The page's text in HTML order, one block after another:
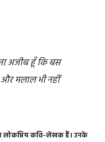
अजीब हूँ कि बस
मलाल भी नहीं
लोकप्रिय कवि-लेखक हैं। उनके